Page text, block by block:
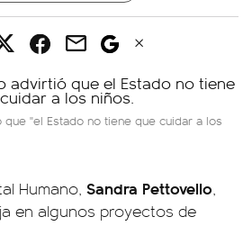
"el Estado no tiene que cuidar a los
Humano, Sandra Pettovello,
en algunos proyectos de